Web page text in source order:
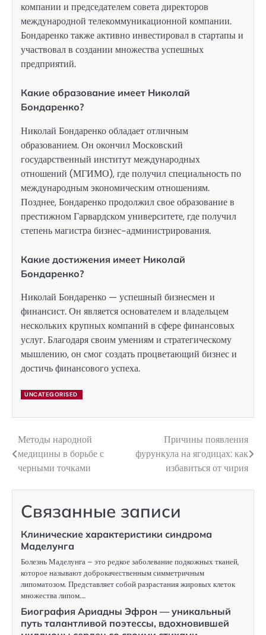
компании и председателем совета директоров
международной телекоммуникационной компании.
Бондаренко также активно инвестировал в стартапы и
участвовал в создании множества успешных
предприятий.
Какие образование имеет Николай
Бондаренко?
Николай Бондаренко обладает отличным
образованием. Он окончил Московский
государственный институт международных
отношений (МГИМО), где получил специальность по
международным экономическим отношениям.
Позднее, Бондаренко продолжил свое образование в
престижном Гарвардском университете, где получил
степень магистра бизнес-администрирования.
Какие достижения имеет Николай
Бондаренко?
Николай Бондаренко — успешный бизнесмен и
финансист. Он является основателем и владельцем
нескольких крупных компаний в сфере финансовых
услуг. Благодаря своим умениям и стратегическому
мышлению, он смог создать процветающий бизнес и
достичь финансового успеха.
UNCATEGORISED
Навигация
по
записям
Методы народной
медицины в борьбе с
черными точками
Причины появления
фурункула на ягодицах: как
избавиться от чирия
Связанные записи
Клинические характеристики синдрома
Маделунга
Болезнь Маделунга – это редкое заболевание подкожных тканей,
которое называют доброкачественным симметричным
липоматозом. Представляет собой разрастания жировых клеток
множества липом.…
Биография Ариадны Эфрон — уникальный
путь талантливой поэтессы, вдохновившей